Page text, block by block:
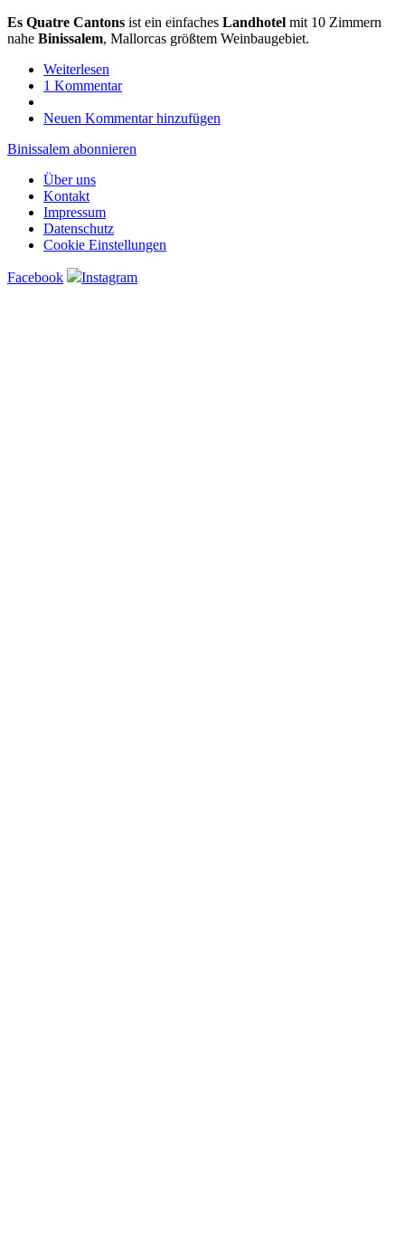
Es Quatre Cantons ist ein einfaches Landhotel mit 10 Zimmern
nahe Binissalem, Mallorcas größtem Weinbaugebiet.
Weiterlesen
Es
Cantons
1 Kommentar
Neuen Kommentar hinzufügen
Binissalem abonnieren
Über uns
Kontakt
Impressum
Datenschutz
Cookie Einstellungen
Facebook Instagram